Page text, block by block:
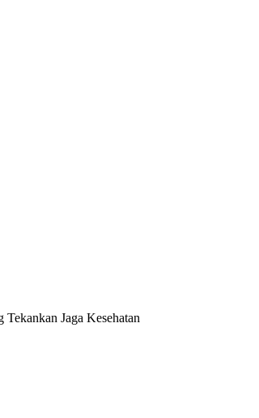
Jaga Kesehatan